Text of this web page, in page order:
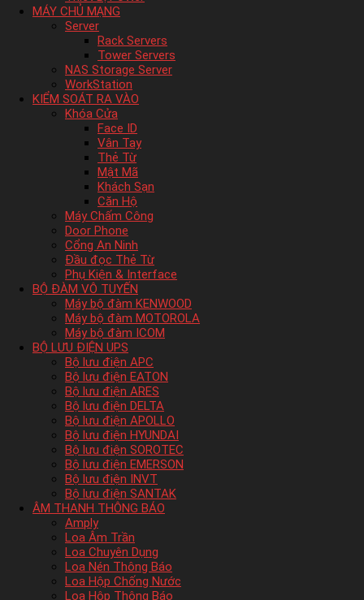
MÁY CHỦ MẠNG
Server
Rack Servers
Tower Servers
NAS Storage Server
WorkStation
KIỂM SOÁT RA VÀO
Khóa Cửa
Face ID
Vân Tay
Thẻ Từ
Mật Mã
Khách Sạn
Căn Hộ
Máy Chấm Công
Door Phone
Cổng An Ninh
Đầu đọc Thẻ Từ
Phụ Kiện & Interface
BỘ ĐÀM VÔ TUYẾN
Máy bộ đàm KENWOOD
Máy bộ đàm MOTOROLA
Máy bộ đàm ICOM
BỘ LƯU ĐIỆN UPS
Bộ lưu điện APC
Bộ lưu điện EATON
Bộ lưu điện ARES
Bộ lưu điện DELTA
Bộ lưu điện APOLLO
Bộ lưu điện HYUNDAI
Bộ lưu điện SOROTEC
Bộ lưu điện EMERSON
Bộ lưu điện INVT
Bộ lưu điện SANTAK
ÂM THANH THÔNG BÁO
Amply
Loa Âm Trần
Loa Chuyên Dụng
Loa Nén Thông Báo
Loa Hộp Chống Nước
Loa Hộp Thông Báo